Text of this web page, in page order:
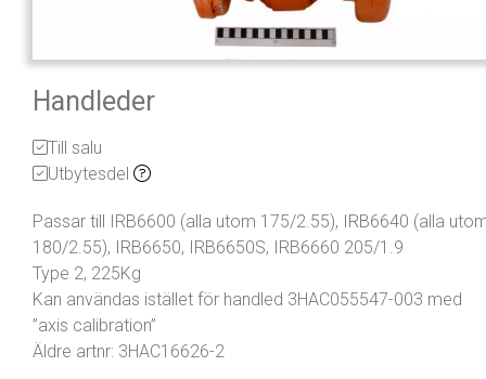
Handleder
Till salu
Utbytesdel
Passar till IRB6600 (alla utom 175/2.55), IRB6640 (alla
180/2.55), IRB6650, IRB6650S, IRB6660 205/1.9
Type 2, 225Kg
Kan användas istället för handled 3HAC055547-003 med
”axis calibration”
Äldre artnr: 3HAC16626-2